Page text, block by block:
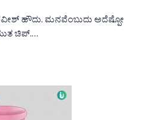
ಮನವೆಂಬುದು ಅದೆಷ್ಪೋ
ಚಿಪ್.…